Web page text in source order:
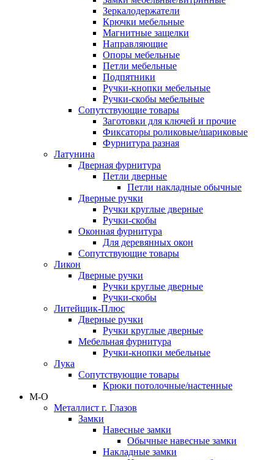
Зеркалодержатели
Крючки мебельные
Магнитные защелки
Направляющие
Опоры мебельные
Петли мебельные
Подпятники
Ручки-кнопки мебельные
Ручки-скобы мебельные
Сопутствующие товары
Заготовки для ключей и прочие
Фиксаторы роликовые/шариковые
Фурнитура разная
Латунина
Дверная фурнитура
Петли дверные
Петли накладные обычные
Дверные ручки
Ручки круглые дверные
Ручки-скобы
Оконная фурнитура
Для деревянных окон
Сопутствующие товары
Ликон
Дверные ручки
Ручки круглые дверные
Ручки-скобы
Литейщик-Плюс
Дверные ручки
Ручки круглые дверные
Мебельная фурнитура
Ручки-кнопки мебельные
Лука
Сопутствующие товары
Крюки потолочные/настенные
М-О
Металлист г. Глазов
Замки
Навесные замки
Обычные навесные замки
Накладные замки